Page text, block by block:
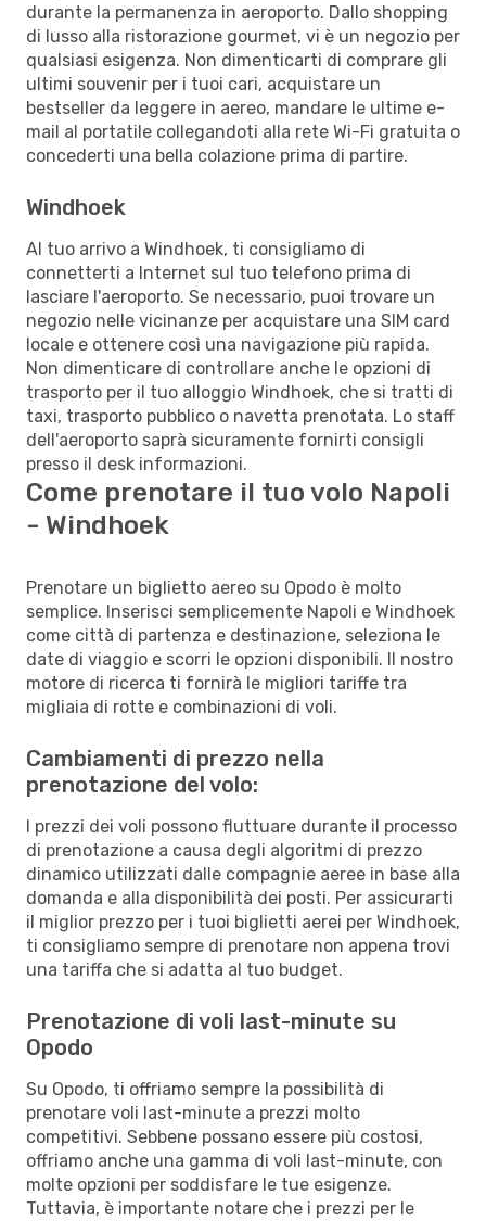
durante la permanenza in aeroporto. Dallo shopping
di lusso alla ristorazione gourmet, vi è un negozio per
qualsiasi esigenza. Non dimenticarti di comprare gli
ultimi souvenir per i tuoi cari, acquistare un
bestseller da leggere in aereo, mandare le ultime e-
mail al portatile collegandoti alla rete Wi-Fi gratuita o
concederti una bella colazione prima di partire.
Windhoek
Al tuo arrivo a Windhoek, ti consigliamo di
connetterti a Internet sul tuo telefono prima di
lasciare l'aeroporto. Se necessario, puoi trovare un
negozio nelle vicinanze per acquistare una SIM card
locale e ottenere così una navigazione più rapida.
Non dimenticare di controllare anche le opzioni di
trasporto per il tuo alloggio Windhoek, che si tratti di
taxi, trasporto pubblico o navetta prenotata. Lo staff
dell'aeroporto saprà sicuramente fornirti consigli
presso il desk informazioni.
Come prenotare il tuo volo Napoli
- Windhoek
Prenotare un biglietto aereo su Opodo è molto
semplice. Inserisci semplicemente Napoli e Windhoek
come città di partenza e destinazione, seleziona le
date di viaggio e scorri le opzioni disponibili. Il nostro
motore di ricerca ti fornirà le migliori tariffe tra
migliaia di rotte e combinazioni di voli.
Cambiamenti di prezzo nella
prenotazione del volo:
I prezzi dei voli possono fluttuare durante il processo
di prenotazione a causa degli algoritmi di prezzo
dinamico utilizzati dalle compagnie aeree in base alla
domanda e alla disponibilità dei posti. Per assicurarti
il miglior prezzo per i tuoi biglietti aerei per Windhoek,
ti consigliamo sempre di prenotare non appena trovi
una tariffa che si adatta al tuo budget.
Prenotazione di voli last-minute su
Opodo
Su Opodo, ti offriamo sempre la possibilità di
prenotare voli last-minute a prezzi molto
competitivi. Sebbene possano essere più costosi,
offriamo anche una gamma di voli last-minute, con
molte opzioni per soddisfare le tue esigenze.
Tuttavia, è importante notare che i prezzi per le